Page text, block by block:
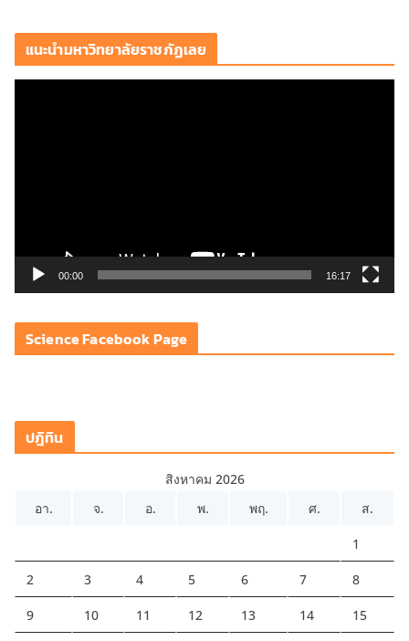
แนะนำมหาวิทยาลัยราชภัฏเลย
ดี
โ
00:00 16:17
Science Facebook Page
ปฎิทิน
สิงหาคม 2026
อา.
จ. อ. พ. พฤ. ศ. ส.
1
2 3 4 5 6 7 8
9 10 11 12 13 14 15